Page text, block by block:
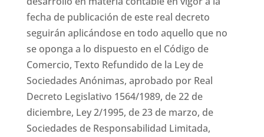
fecha de publicación de este real decreto
seguirán aplicándose en todo aquello que no
se oponga a lo dispuesto en el Código de
Comercio, Texto Refundido de la Ley de
Sociedades Anónimas, aprobado por Real
Decreto Legislativo 1564/1989, de 22 de
diciembre, Ley 2/1995, de 23 de marzo, de
Sociedades de Responsabilidad Limitada,